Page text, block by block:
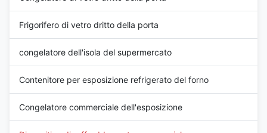
Frigorifero di vetro dritto della porta
congelatore dell'isola del supermercato
Contenitore per esposizione refrigerato del forno
Congelatore commerciale dell'esposizione